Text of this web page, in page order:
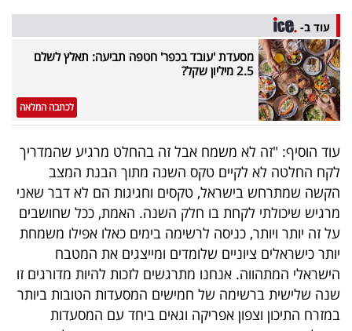
באייס
עקבו
אחרינו:
עוד ב-
מסעדת 'עובד בכפר' חטפה תביעה: תאלץ לשלם
2.5 מיליון שקל?
לכתבה המלאה
עוד הוסיף: "זה לא משמח אבל זה בהחלט מרגיע שהמדריך
לקח החלטה לא לקיים טקס השנה מתוך הבנת המצב
הקשה שמתרחש בישראל, טקסים וחגיגות הם לא דבר שאני
מרגיש שיכולתי לקחת בו חלק השנה. האמת, ככל שחושבים
על זה יותר ויותר, כניסה לרשימה בימים כאלו אפילו משמחת
יותר כישראלים ציוניים שלומדים ומייצגים את המטבח
הישראלי המתהווה. אנחנו מתרגשים לזכות להיות מדורגים זו
שנה שלישית ברשימה של חמישים המסעדות הטובות ביותר
במזרח התיכון וצפון אפריקה וגאים ביחד עם המסעדות